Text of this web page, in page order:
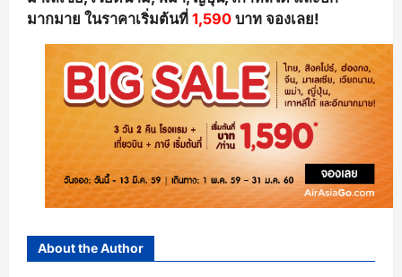
มากมาย ในราคาเริ่มต้นที่ 1,590 บาท จองเลย!
About the Author